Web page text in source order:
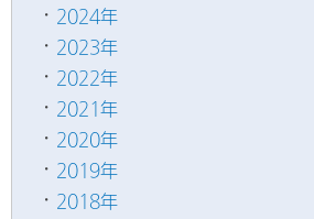
2024年
2023年
2022年
2021年
2020年
2019年
2018年